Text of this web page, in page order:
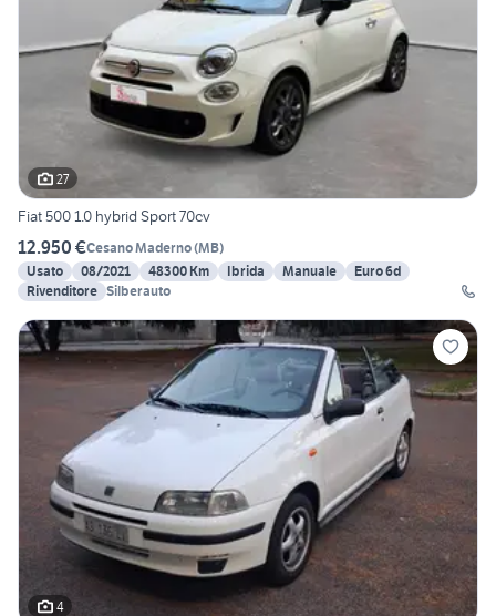
27
Fiat 500 1.0 hybrid Sport 70cv
12.950 €Cesano Maderno(MB)
Usato
08/2021 48300 Km Ibrida Manuale
Euro 6d
Rivenditore Silberauto
4